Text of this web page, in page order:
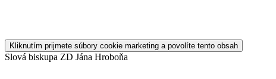
Kliknutím prijmete súbory cookie marketing a povolíte tento obsah
Slová biskupa ZD Jána Hroboňa